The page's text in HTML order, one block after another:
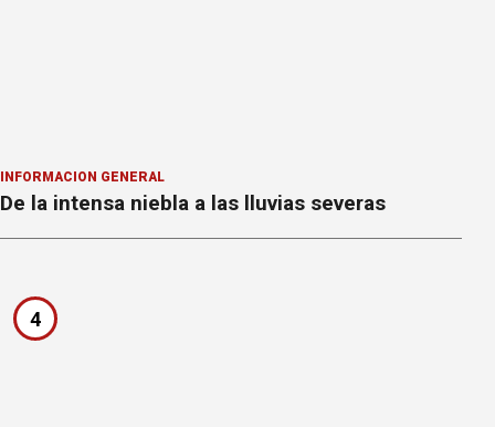
INFORMACION GENERAL
De la intensa niebla a las lluvias severas
4